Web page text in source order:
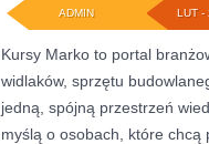
LUT -
ADMIN
Kursy Marko to portal
widlaków, sprzętu
jedną, spójną przestrzeń
myślą o osobach, które chcą